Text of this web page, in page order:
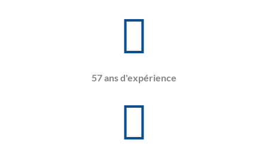
57 ans d'expérience